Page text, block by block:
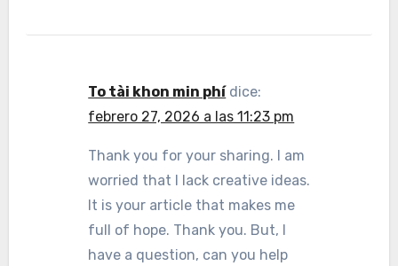
To tài khon min phí dice:
febrero 27, 2026 a las 11:23 pm
Thank you for your sharing. I am
worried that I lack creative ideas.
It is your article that makes me
full of hope. Thank you. But, I
have a question, can you help